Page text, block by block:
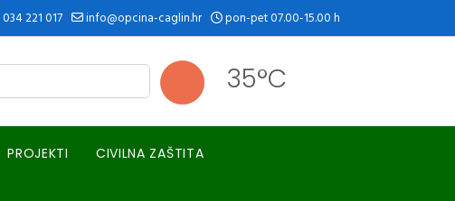
034 221 017 info@opcina-caglin.hr pon-pet 07.00-15.00 h
35°C
PROJEKTI CIVILNA ZAŠTITA